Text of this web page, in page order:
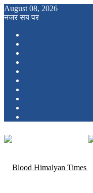
August 08, 2026
नजर सब पर